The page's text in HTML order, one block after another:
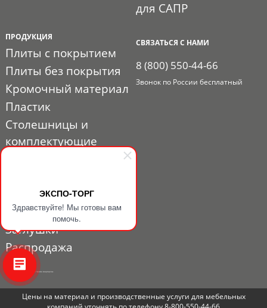
ЭКСПО-ТОРГ
Здравствуйте! Мы готовы вам
помочь.
для САПР
ПРОДУКЦИЯ
Плиты с покрытием
Плиты без покрытия
Кромочный материал
Пластик
Столешницы и
комплектующие
Расходные материалы
Выставочный профиль
и фурнитура
Заглушки
Распродажа
СВЯЗАТЬСЯ С НАМИ
8 (800) 550-44-66
Звонок по России бесплатный
© 2010 - 2026. ЭКСПО-ТОРГ. Все права защищены.
Цены на материал и производственные услуги для мебельных